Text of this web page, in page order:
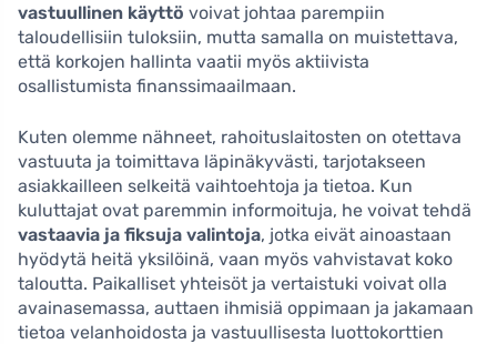
vastuullinen käyttö voivat johtaa parempiin
taloudellisiin tuloksiin, mutta samalla on muistettava,
että korkojen hallinta vaatii myös aktiivista
osallistumista finanssimaailmaan.
Kuten olemme nähneet, rahoituslaitosten on otettava
vastuuta ja toimittava läpinäkyvästi, tarjotakseen
asiakkailleen selkeitä vaihtoehtoja ja tietoa. Kun
kuluttajat ovat paremmin informoituja, he voivat tehdä
vastaavia ja fiksuja valintoja, jotka eivät ainoastaan
hyödytä heitä yksilöinä, vaan myös vahvistavat koko
taloutta. Paikalliset yhteisöt ja vertaistuki voivat olla
avainasemassa, auttaen ihmisiä oppimaan ja jakamaan
tietoa velanhoidosta ja vastuullisesta luottokorttien